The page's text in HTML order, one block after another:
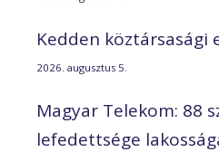
Kedden köztársasági
2026. augusztus 5.
Magyar Telekom: 88
lefedettsége